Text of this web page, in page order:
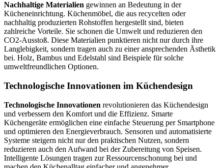
Nachhaltige Materialien gewinnen an Bedeutung in der
Kücheneinrichtung. Küchenmöbel, die aus recycelten oder
nachhaltig produzierten Rohstoffen hergestellt sind, bieten
zahlreiche Vorteile. Sie schonen die Umwelt und reduzieren den
CO2-Ausstoß. Diese Materialien punktieren nicht nur durch ihre
Langlebigkeit, sondern tragen auch zu einer ansprechenden Ästhetik
bei. Holz, Bambus und Edelstahl sind Beispiele für solche
umweltfreundlichen Optionen.
Technologische Innovationen im Küchendesign
Technologische Innovationen revolutionieren das Küchendesign
und verbessern den Komfort und die Effizienz. Smarte
Küchengeräte ermöglichen eine einfache Steuerung per Smartphone
und optimieren den Energieverbrauch. Sensoren und automatisierte
Systeme steigern nicht nur den praktischen Nutzen, sondern
reduzieren auch den Aufwand bei der Zubereitung von Speisen.
Intelligente Lösungen tragen zur Ressourcenschonung bei und